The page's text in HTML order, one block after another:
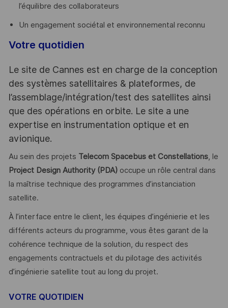
l’équilibre des collaborateurs
Un engagement sociétal et environnemental reconnu
Votre quotidien
Le site de Cannes est en charge de la conception
des systèmes satellitaires & plateformes, de
l’assemblage/intégration/test des satellites ainsi
que des opérations en orbite. Le site a une
expertise en instrumentation optique et en
avionique.
Au sein des projets Telecom Spacebus et Constellations, le
Project Design Authority (PDA)occupe un rôle central dans
la maîtrise technique des programmes d’instanciation
satellite.
À l’interface entre le client, les équipes d’ingénierie et les
différents acteurs du programme, vous êtes garant de la
cohérence technique de la solution, du respect des
engagements contractuels et du pilotage des activités
d’ingénierie satellite tout au long du projet.
VOTRE QUOTIDIEN